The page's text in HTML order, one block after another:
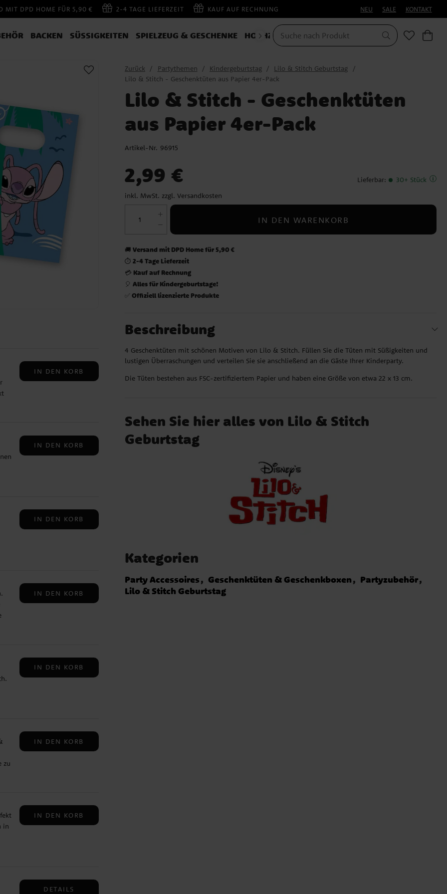
MIT DPD HOME FÜR 5,90 € 2-4 TAGE LIEFERZEIT KAUF AUF RECHNUNG NEU SALE KONTAKT
BACKEN SÜSSIGKEITEN SPIELZEUG & GESCHENKE HOCHZEIT KOSTÜME
IN DEN KORB
IN DEN KORB
IN DEN KORB
IN DEN KORB
IN DEN KORB
zu
IN DEN KORB
in
IN DEN KORB
DETAILS
Zurück Partythemen Kindergeburtstag
Lilo & Stitch Geburtstag
Lilo & Stitch - Geschenktüten aus Papier 4er-Pack
Lilo & Stitch - Geschenktüten
aus Papier 4er-Pack
Artikel-Nr. 96915
2,99 €
inkl. MwSt. zzgl. Versandkosten
Lieferbar: 30+ Stück
IN DEN WARENKORB
🚚Versand mit DPD Home für 5,90 €
⏱️2-4 Tage Lieferzeit
💳 Kauf auf Rechnung
🎈Alles für Kindergeburtstage!
✅Offiziell lizenzierte Produkte
Beschreibung
4 Geschenktüten mit schönen Motiven von Lilo & Stitch. Füllen Sie die Tüten mit Süßigkeiten und
lustigen Überraschungen und verteilen Sie sie anschließend an die Gäste Ihrer Kinderparty.
Die Tüten bestehen aus FSC-zertifiziertem Papier und haben eine Größe von etwa 22 x 13 cm.
Sehen Sie hier alles von Lilo & Stitch
Geburtstag
Kategorien
Party Accessoires Geschenktüten & Geschenkboxen
Partyzubehör
Lilo & Stitch Geburtstag